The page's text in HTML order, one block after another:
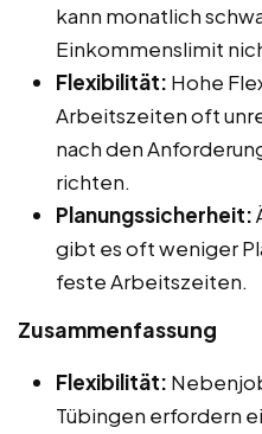
kann monatlich
Einkommenslimit
Flexibilität: Hohe
Arbeitszeiten oft
nach den
richten.
Planungssicherheit:
gibt es oft weniger
feste Arbeitszeiten.
Zusammenfassung
Flexibilität:
Tübingen erfordern